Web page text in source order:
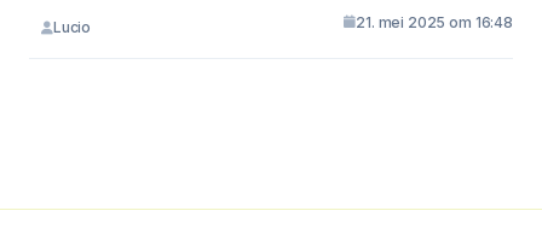
Lucio 21. mei 2025 om 16:48